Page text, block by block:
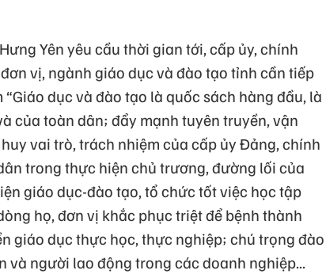
Yên yêu cầu thời gian tới, cấp ủy, chính
vị, ngành giáo dục và đào tạo tỉnh cần tiếp
dục và đào tạo là quốc sách hàng đầu, là
của toàn dân; đẩy mạnh tuyên truyền, vận
vai trò, trách nhiệm của cấp ủy Đảng, chính
trong thực hiện chủ trương, đường lối của
giáo dục-đào tạo, tổ chức tốt việc học tập
họ, đơn vị khắc phục triệt để bệnh thành
giáo dục thực học, thực nghiệp; chú trọng đào
và người lao động trong các doanh nghiệp...